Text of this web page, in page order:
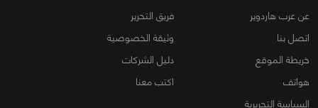
عن عرب هاردوير
فريق التحرير
اتصل بنا
وثيقة الخصوصية
خريطة الموقع
دليل الشركات
هواتف
اكتب معنا
السياسة التحريرية